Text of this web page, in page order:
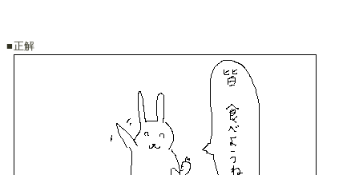
■正解